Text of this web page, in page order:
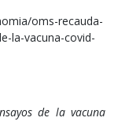
oms-recauda-
la-vacuna-covid-
de la vacuna